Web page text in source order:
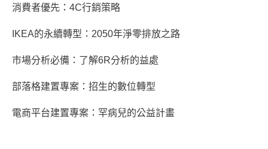
消費者優先：4C行銷策略
IKEA的永續轉型：2050年淨零排放之路
市場分析必備：了解6R分析的益處
部落格建置專案：招生的數位轉型
電商平台建置專案：罕病兒的公益計畫